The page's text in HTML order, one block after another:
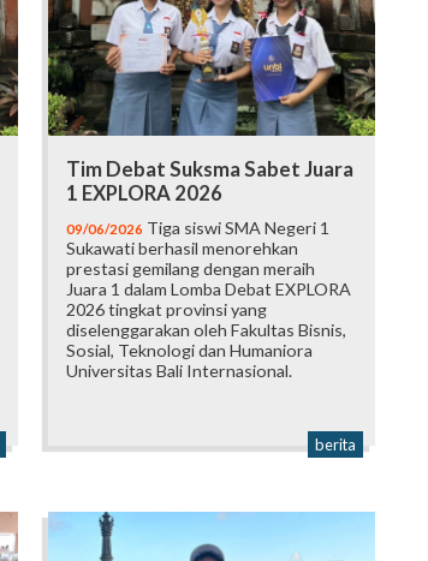
Tim Debat Suksma Sabet Juara
1 EXPLORA 2026
09/06/2026 Tiga siswi SMA Negeri 1
Sukawati berhasil menorehkan
prestasi gemilang dengan meraih
Juara 1 dalam Lomba Debat EXPLORA
2026 tingkat provinsi yang
diselenggarakan oleh Fakultas Bisnis,
Sosial, Teknologi dan Humaniora
Universitas Bali Internasional.
berita